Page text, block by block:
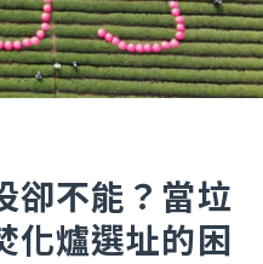
卻不能？當垃
化爐選址的困